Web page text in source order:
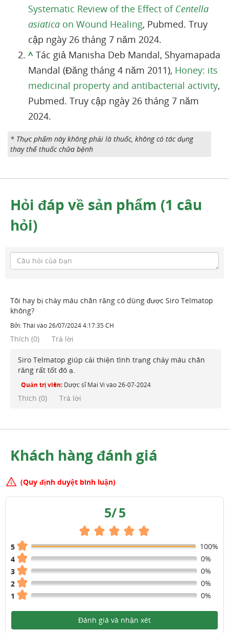
Systematic Review of the Effect of Centella
asiatica on Wound Healing, Pubmed. Truy
cập ngày 26 tháng 7 năm 2024.
^ Tác giả Manisha Deb Mandal, Shyamapada
Mandal (Đăng tháng 4 năm 2011), Honey: its
medicinal property and antibacterial activity,
Pubmed. Truy cập ngày 26 tháng 7 năm
2024.
* Thực phẩm này không phải là thuốc, không có tác dụng
thay thế thuốc chữa bệnh
Hỏi đáp về sản phẩm (1 câu
hỏi)
Tôi hay bị chảy máu chân răng có dùng được Siro Telmatop
không?
Bởi:Thái vào26/07/2024 4:17:35 CH
Thích (0) Trả lời
Siro Telmatop giúp cải thiện tình trạng chảy máu chân
răng rất tốt đó ạ.
Quản trị viên: Dược sĩ Mai Vi vào26-07-2024
Thích (0) Trả lời
Khách hàng đánh giá
(Quy định duyệt bình luận)
5/5
5
100%
4
0%
3
0%
2
0%
1
0%
Đánh giá và nhận xét